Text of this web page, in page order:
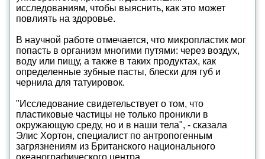
исследованиям, чтобы выяснить, как это может
повлиять на здоровье.
В научной работе отмечается, что микропластик мог
попасть в организм многими путями: через воздух,
воду или пищу, а также в таких продуктах, как
определенные зубные пасты, блески для губ и
чернила для татуировок.
"Исследование свидетельствует о том, что
пластиковые частицы не только проникли в
окружающую среду, но и в наши тела", - сказала
Элис Хортон, специалист по антропогенным
загрязнениям из Британского национального
океанографического центра.